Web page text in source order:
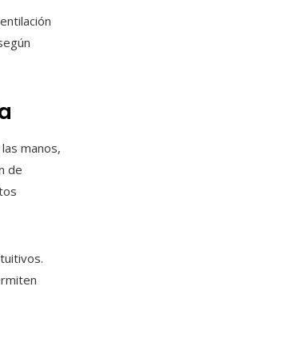
manos,
de